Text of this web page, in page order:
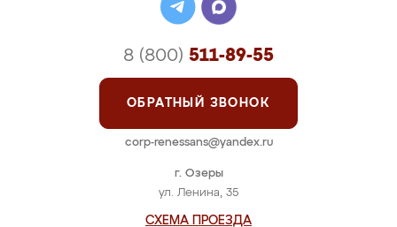
г. Озеры
ул. Ленина, 35
СХЕМА ПРОЕЗДА
8 (800) 511-89-55
ОБРАТНЫЙ ЗВОНОК
corp-renessans@yandex.ru